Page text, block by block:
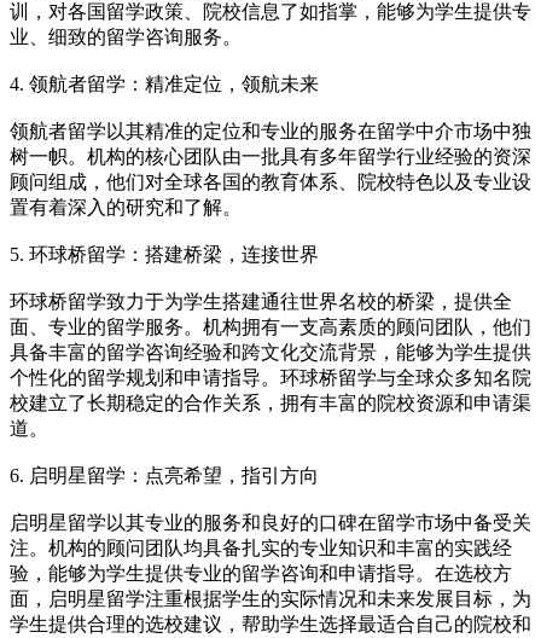
训，对各国留学政策、院校信息了如指掌，能够为学生提供专
业、细致的留学咨询服务。
4. 领航者留学：精准定位，领航未来
领航者留学以其精准的定位和专业的服务在留学中介市场中独
树一帜。机构的核心团队由一批具有多年留学行业经验的资深
顾问组成，他们对全球各国的教育体系、院校特色以及专业设
置有着深入的研究和了解。
5. 环球桥留学：搭建桥梁，连接世界
环球桥留学致力于为学生搭建通往世界名校的桥梁，提供全
面、专业的留学服务。机构拥有一支高素质的顾问团队，他们
具备丰富的留学咨询经验和跨文化交流背景，能够为学生提供
个性化的留学规划和申请指导。环球桥留学与全球众多知名院
校建立了长期稳定的合作关系，拥有丰富的院校资源和申请渠
道。
6. 启明星留学：点亮希望，指引方向
启明星留学以其专业的服务和良好的口碑在留学市场中备受关
注。机构的顾问团队均具备扎实的专业知识和丰富的实践经
验，能够为学生提供专业的留学咨询和申请指导。在选校方
面，启明星留学注重根据学生的实际情况和未来发展目标，为
学生提供合理的选校建议，帮助学生选择最适合自己的院校和